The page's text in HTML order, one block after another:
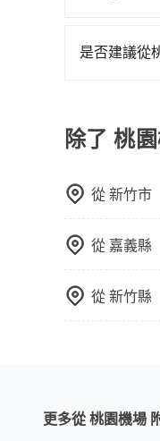
策，相較之
是否建議從
市大園區) 前
現場購票並於
的目的地。
外負擔10元
要乘車，也
除了 桃
從新竹市
從 嘉義縣
從新竹縣
更多從 桃園機場